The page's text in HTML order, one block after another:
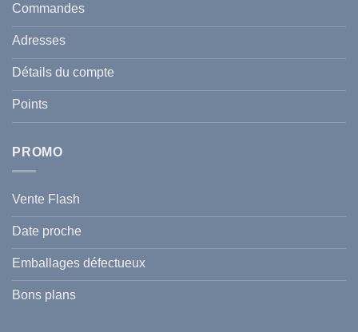
et
celle
de
votre
famille
durant
l’été
2026
?
Tunisie
Guide
pour
Traiter
Prévenir
Commandes
Adresses
Détails du compte
Points
PROMO
Vente Flash
Date proche
Emballages défectueux
Bons plans